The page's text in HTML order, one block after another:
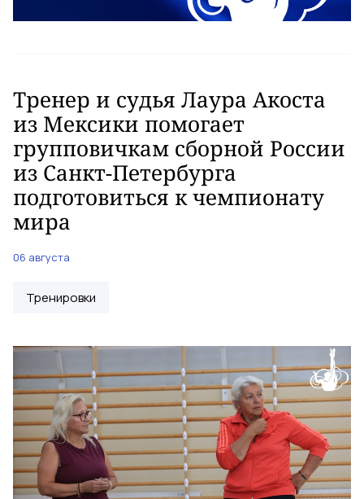
Тренер и судья Лаура Акоста
из Мексики помогает
групповичкам сборной России
из Санкт-Петербурга
подготовиться к чемпионату
мира
06 августа
Тренировки